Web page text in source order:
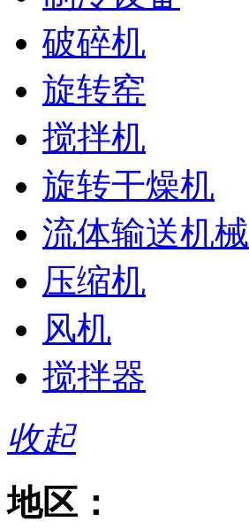
破碎机
旋转窑
搅拌机
旋转干燥机
流体输送机械
压缩机
风机
搅拌器
收起
地区：